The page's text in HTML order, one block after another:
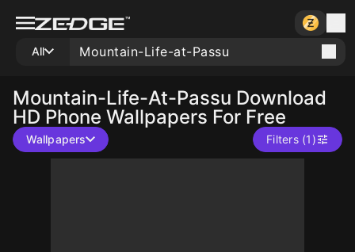
All
Mountain-Life-At-Passu Download
HD Phone Wallpapers For Free
Wallpapers Filters (1)
10